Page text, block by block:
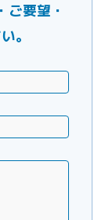
要望・
。